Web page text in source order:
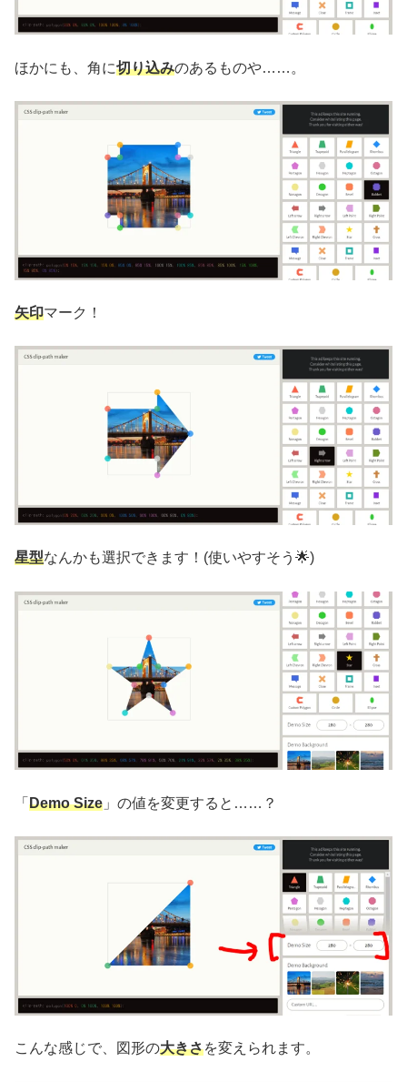
ほかにも、角に切り込みのあるものや……。
矢印マーク！
星型なんかも選択できます！(使いやすそう🌟)
「 Demo Size 」の値を変更すると……？
こんな感じで、図形の大きさを変えられます。